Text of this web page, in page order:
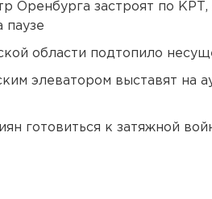
Оренбурга застроят по КРТ,
паузе
области подтопило
элеватором выставят на
готовиться к затяжной